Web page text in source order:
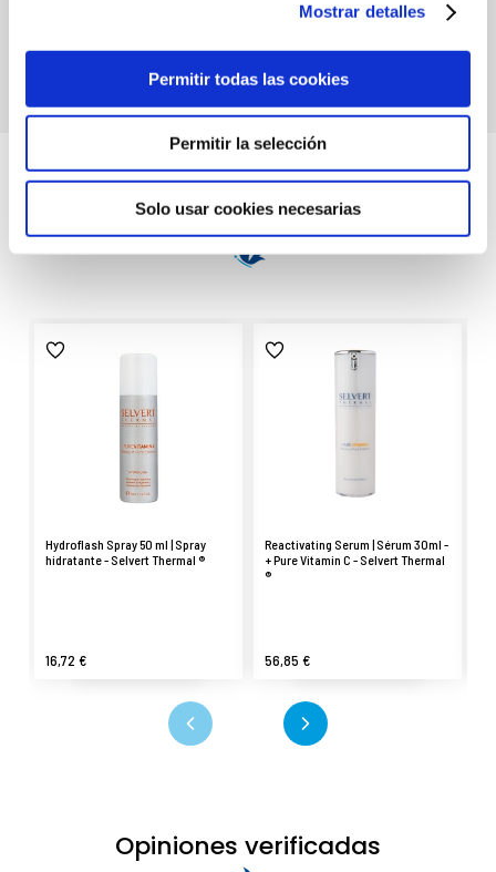
Mostrar detalles
Permitir todas las cookies
Permitir la selección
Solo usar cookies necesarias
También te gustará
Hydroflash Spray 50 ml | Spray
hidratante - Selvert Thermal ®
16,72 €
Reactivating Serum | Sérum 30ml -
+ Pure Vitamin C - Selvert Thermal
®
56,85 €
Opiniones verificadas